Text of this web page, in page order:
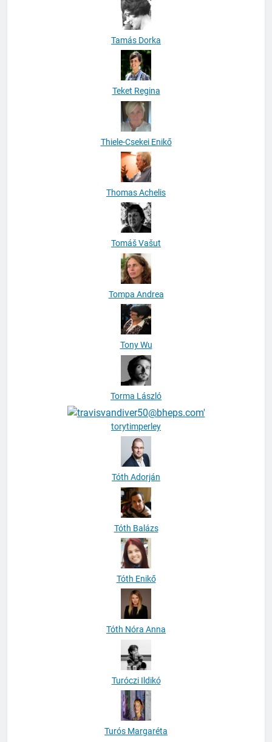
Tamás Dorka
Teket Regina
Thiele-Csekei Enikő
Thomas Achelis
Tomáš Vašut
Tompa Andrea
Tony Wu
Torma László
Tóth Adorján
Tóth Balázs
Tóth Enikő
Tóth Nóra Anna
Turóczi Ildikó
Turós Margaréta